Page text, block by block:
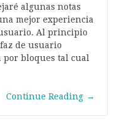
algunas notas
mejor experiencia
Al principio
de usuario
bloques tal cual
Continue Reading →